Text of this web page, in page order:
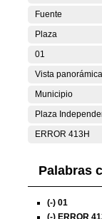
Fuente
Plaza
01
Vista panorámica
Municipio
Plaza
ERROR 413H
Palabras
(-) 01
(-) ERROR